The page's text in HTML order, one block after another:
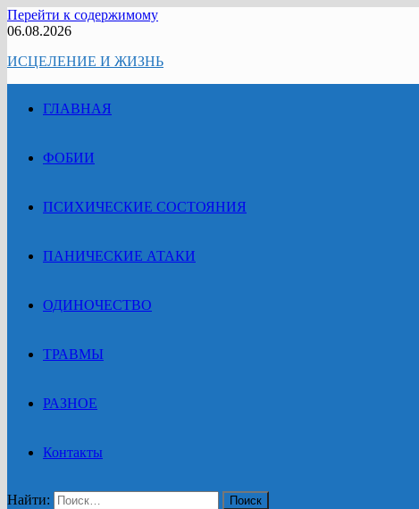
Перейти к содержимому
06.08.2026
ИСЦЕЛЕНИЕ И ЖИЗНЬ
ГЛАВНАЯ
ФОБИИ
ПСИХИЧЕСКИЕ СОСТОЯНИЯ
ПАНИЧЕСКИЕ АТАКИ
ОДИНОЧЕСТВО
ТРАВМЫ
РАЗНОЕ
Контакты
Найти: